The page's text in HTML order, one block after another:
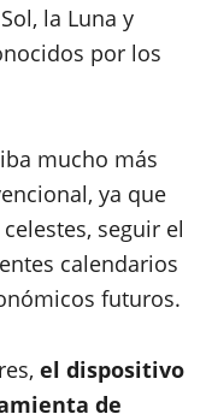
la Luna y
por los
mucho más
ya que
seguir el
calendarios
futuros.
el dispositivo
de